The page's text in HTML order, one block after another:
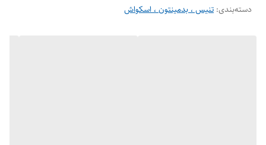
هجومی و کنترل کامل هستند.
دسته‌بندی: تنیس ، بدمینتون ، اسکواش